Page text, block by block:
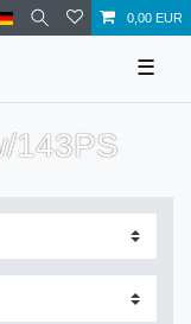
0,00 EUR
☰
143PS